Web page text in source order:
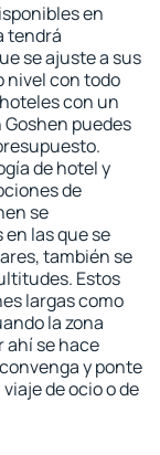
en
tendrá
se ajuste a sus
nivel con todo
con un
puedes
de hotel y
de
se
las que se
también se
Estos
largas como
la zona
ahí se hace
y ponte
de ocio o de